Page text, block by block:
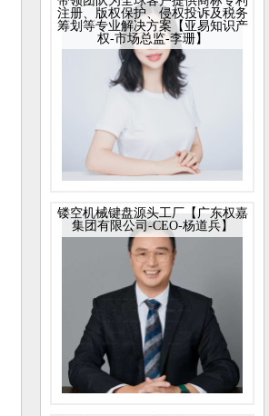
注册、版权保护、侵权投诉及税务
筹划等专业解决方案【亚易知识产
权-市场总监-李珊】
镂空机械键盘源头工厂【广东权嘉
集团有限公司-CEO-杨道兵】